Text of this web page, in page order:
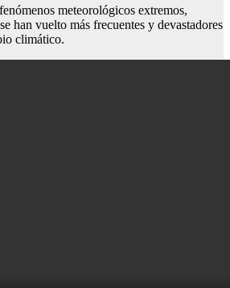
meteorológicos extremos,
han vuelto más frecuentes y devastadores
climático.